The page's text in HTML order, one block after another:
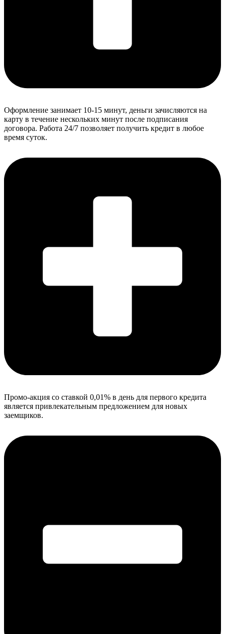
Оформление занимает 10-15 минут, деньги зачисляются на
карту в течение нескольких минут после подписания
договора. Работа 24/7 позволяет получить кредит в любое
время суток.
Промо-акция со ставкой 0,01% в день для первого кредита
является привлекательным предложением для новых
заемщиков.